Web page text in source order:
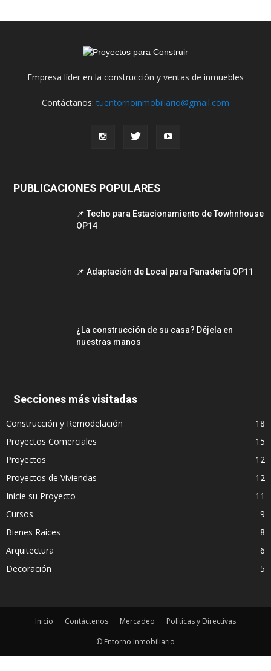
Empresa líder en la construcción y ventas de inmuebles
Contáctanos:tuentornoinmobiliario@gmail.com
PUBLICACIONES POPULARES
📌 Techo para Estacionamiento de Towhnhouse
OP14
📌 Adaptación de Local para Panadería OP11
¿La construcción de su casa? Déjela en
nuestras manos
Secciones más visitadas
Construcción y Remodelación
18
Proyectos Comerciales
15
Proyectos
12
Proyectos de Viviendas
12
Inicie su Proyecto
11
Cursos
9
Bienes Raices
8
Arquitectura
6
Decoración
5
Inicio Contáctenos Mercadeo
Políticas y Directivas
© Entorno Inmobiliario